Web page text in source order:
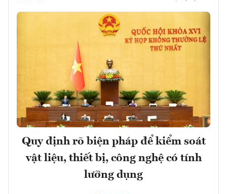
Quy định rõ biện pháp để kiểm soát
vật liệu, thiết bị, công nghệ có tính
lưỡng dụng